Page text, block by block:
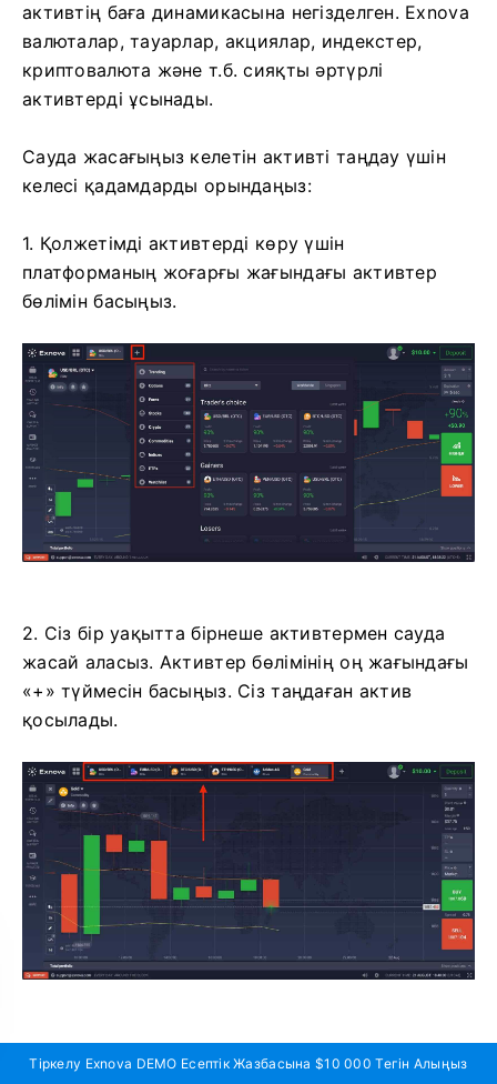
активтің баға динамикасына негізделген. Exnova
валюталар, тауарлар, акциялар, индекстер,
криптовалюта және т.б. сияқты әртүрлі
активтерді ұсынады.
Сауда жасағыңыз келетін активті таңдау үшін
келесі қадамдарды орындаңыз:
1. Қолжетімді активтерді көру үшін
платформаның жоғарғы жағындағы активтер
бөлімін басыңыз.
2. Сіз бір уақытта бірнеше активтермен сауда
жасай аласыз. Активтер бөлімінің оң жағындағы
«+» түймесін басыңыз. Сіз таңдаған актив
қосылады.
Exnova-да екілік опциялармен
Тіркелу Exnova DEMO Есептік Жазбасына $10 000 Тегін Алыңыз